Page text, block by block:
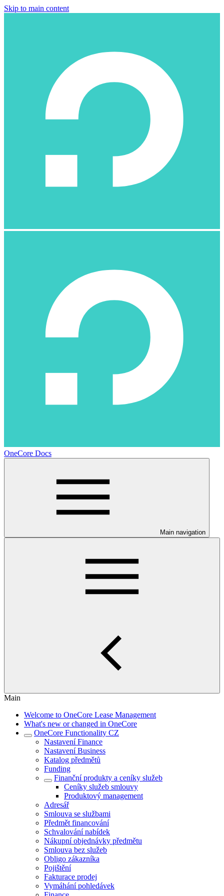
Skip to main content
OneCore Docs
Main navigation
Main
Welcome to OneCore Lease Management
What's new or changed in OneCore
OneCore Functionality CZ
Nastavení Finance
Nastavení Business
Katalog předmětů
Funding
Finanční produkty a ceníky služeb
Ceníky služeb smlouvy
Produktový management
Adresář
Smlouva se službami
Předmět financování
Schvalování nabídek
Nákupní objednávky předmětu
Smlouva bez služeb
Obligo zákazníka
Pojištění
Fakturace prodej
Vymáhání pohledávek